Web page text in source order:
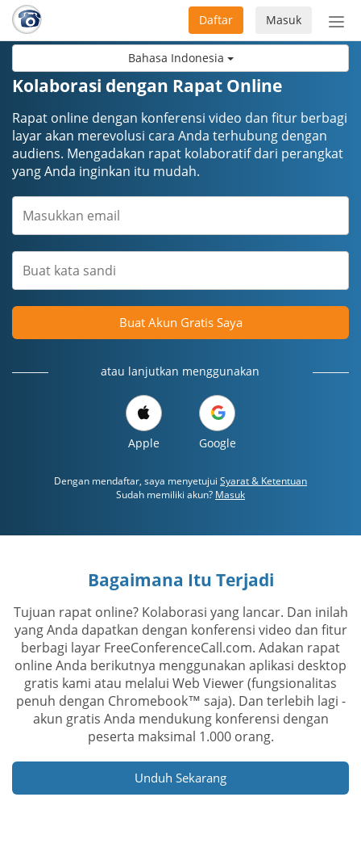
Bahasa Indonesia
Masuk
Daftar
Kolaborasi dengan Rapat Online
Rapat online dengan konferensi video dan fitur berbagi
layar akan merevolusi cara Anda terhubung dengan
audiens. Mengadakan rapat kolaboratif dari perangkat
yang Anda inginkan itu mudah.
Buat Akun Gratis Saya
atau lanjutkan menggunakan
Apple Google
Dengan mendaftar, saya menyetujui Syarat & Ketentuan
Sudah memiliki akun? Masuk
Bagaimana Itu Terjadi
Tujuan rapat online? Kolaborasi yang lancar. Dan inilah
yang Anda dapatkan dengan konferensi video dan fitur
berbagi layar FreeConferenceCall.com. Adakan rapat
online Anda berikutnya menggunakan aplikasi desktop
gratis kami atau melalui Web Viewer (fungsionalitas
penuh dengan Chromebook™ saja). Dan terlebih lagi -
akun gratis Anda mendukung konferensi dengan
peserta maksimal 1.000 orang.
Unduh Sekarang